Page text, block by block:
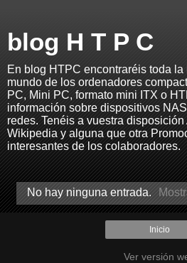
blog H T P C
En blog HTPC encontraréis toda la
mundo de los ordenadores
PC, Mini PC, formato mini ITX o
información sobre dispositivos
redes. Tenéis a vuestra
Wikipedia y alguna que otra
interesantes de los colaboradores.
No hay ninguna entrada.
Inicio
Ver versión